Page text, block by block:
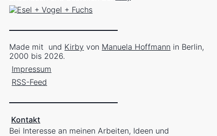
Made mit und Kirby von Manuela Hoffmann in Berlin,
2000 bis 2026.
Impressum
RSS-Feed
Kontakt
Bei Interesse an meinen Arbeiten, Ideen und